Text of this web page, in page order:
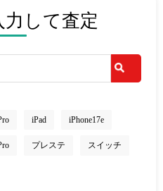
して査定
iPad iPhone17e
プレステ スイッチ